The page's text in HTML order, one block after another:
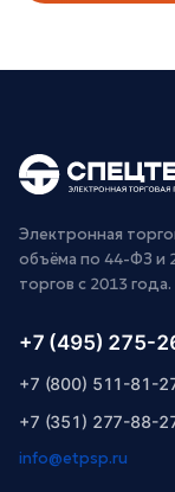
Электронная
объёма по 44-ФЗ и
торгов с 2013 года.
+7 (495) 275-
+7 (800) 511-81-
+7 (351) 277-88-
info@etpsp.ru